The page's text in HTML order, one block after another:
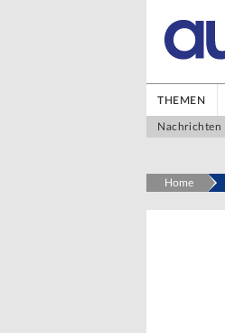
THEMEN
Nachrichten
Home